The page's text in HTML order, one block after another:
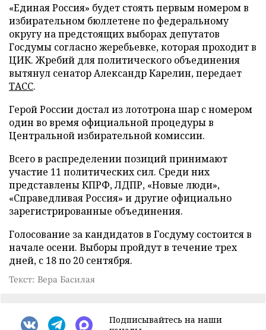
«Единая Россия» будет стоять первым номером в
избирательном бюллетене по федеральному
округу на предстоящих выборах депутатов
Госдумы согласно жеребьевке, которая проходит в
ЦИК. Жребий для политического объединения
вытянул сенатор Александр Карелин, передает
ТАСС.
Герой России достал из лототрона шар с номером
один во время официальной процедуры в
Центральной избирательной комиссии.
Всего в распределении позиций принимают
участие 11 политических сил. Среди них
представлены КПРФ, ЛДПР, «Новые люди»,
«Справедливая Россия» и другие официально
зарегистрированные объединения.
Голосование за кандидатов в Госдуму состоится в
начале осени. Выборы пройдут в течение трех
дней, с 18 по 20 сентября.
Текст: Вера Басилая
Подписывайтесь на наши